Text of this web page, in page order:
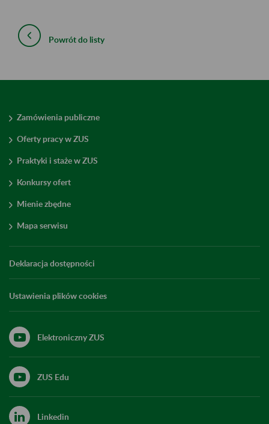
Powrót do listy
Zamówienia publiczne
Oferty pracy w ZUS
Praktyki i staże w ZUS
Konkursy ofert
Mienie zbędne
Mapa serwisu
Deklaracja dostępności
Ustawienia plików cookies
Elektroniczny ZUS
ZUS Edu
Linkedin